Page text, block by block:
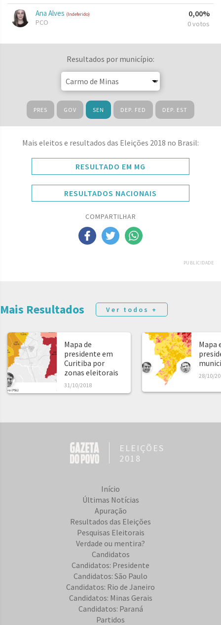
Ana Alves (Indeferido)
PCO
0,00%
0 votos
Resultados por município:
PRES GOV SEN DEP. FED DEP. EST
Mais eleitos e resultados das Eleições 2018 no Brasil:
RESULTADO EM MG
RESULTADOS NACIONAIS
COMPARTILHAR
PUBLICIDADE
Mais Resultados Ver todos +
Mapa de
presidente em
Curitiba por
zonas eleitorais
31/10/2018
Mapa
28/10/
ELEIÇÕES
2018
Início
Últimas Notícias
Apuração
Resultados das Eleições
Pesquisas Eleitorais
Verdade ou mentira?
Candidatos
Candidatos: Presidente
Candidatos: São Paulo
Candidatos: Rio de Janeiro
Candidatos: Minas Gerais
Candidatos: Paraná
Partidos